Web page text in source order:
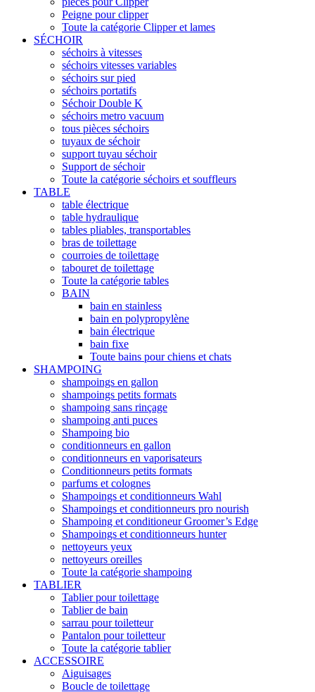
Peigne pour clipper
Toute la catégorie Clipper et lames
SÉCHOIR
séchoirs à vitesses
séchoirs vitesses variables
séchoirs sur pied
séchoirs portatifs
Séchoir Double K
séchoirs metro vacuum
tous pièces séchoirs
tuyaux de séchoir
support tuyau séchoir
Support de séchoir
Toute la catégorie séchoirs et souffleurs
TABLE
table électrique
table hydraulique
tables pliables, transportables
bras de toilettage
courroies de toilettage
tabouret de toilettage
Toute la catégorie tables
BAIN
bain en stainless
bain en polypropylène
bain électrique
bain fixe
Toute bains pour chiens et chats
SHAMPOING
shampoings en gallon
shampoings petits formats
shampoing sans rinçage
shampoing anti puces
Shampoing bio
conditionneurs en gallon
conditionneurs en vaporisateurs
Conditionneurs petits formats
parfums et colognes
Shampoings et conditionneurs Wahl
Shampoings et conditionneurs pro nourish
Shampoing et conditioneur Groomer’s Edge
Shampoings et conditionneurs hunter
nettoyeurs yeux
nettoyeurs oreilles
Toute la catégorie shampoing
TABLIER
Tablier pour toilettage
Tablier de bain
sarrau pour toiletteur
Pantalon pour toiletteur
Toute la catégorie tablier
ACCESSOIRE
Aiguisages
Boucle de toilettage